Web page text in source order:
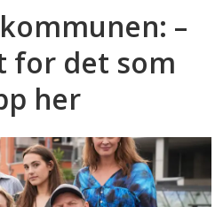
–
for det som
her